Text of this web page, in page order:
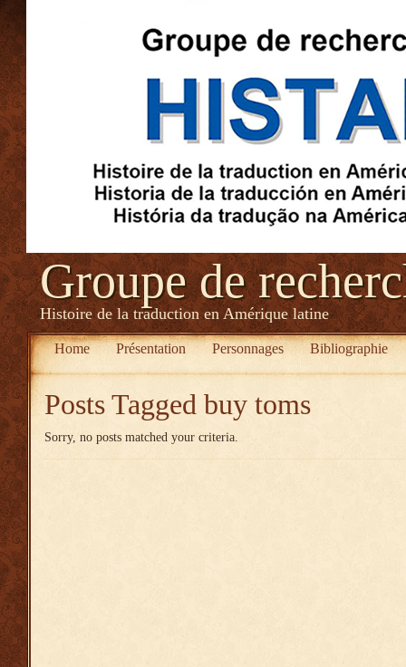
Groupe de
Histoire de la traduction en Amérique latine
Home Présentation Personnages Bibliographie
Posts Tagged buy toms
Sorry, no posts matched your criteria.